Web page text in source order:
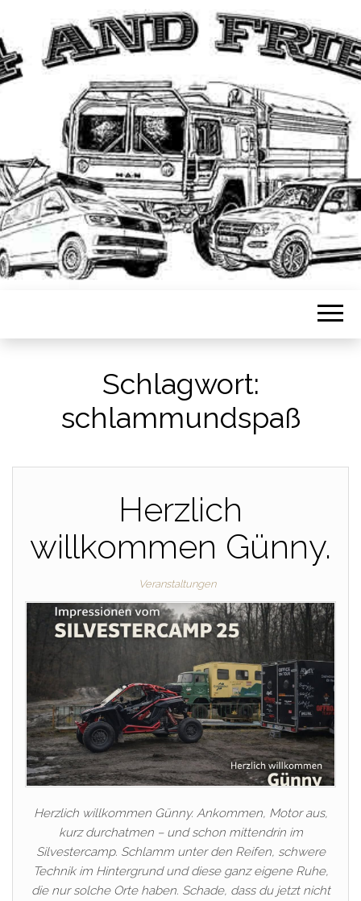
Schlagwort:
schlammundspaß
Herzlich
willkommen Günny.
Veranstaltungen
Herzlich willkommen Günny. Ankommen, Motor aus,
kurz durchatmen – und schon mittendrin im
Silvestercamp. Schlamm unter den Reifen, schwere
Technik im Hintergrund und diese ganz eigene Ruhe,
die nur solche Orte haben. Schade, dass du jetzt nicht